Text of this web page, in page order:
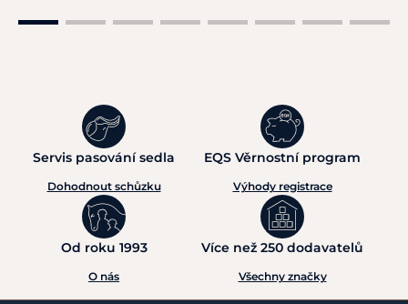
Servis pasování sedla
Dohodnout schůzku
EQS Věrnostní program
Výhody registrace
Od roku 1993
O nás
Více než 250 dodavatelů
Všechny značky